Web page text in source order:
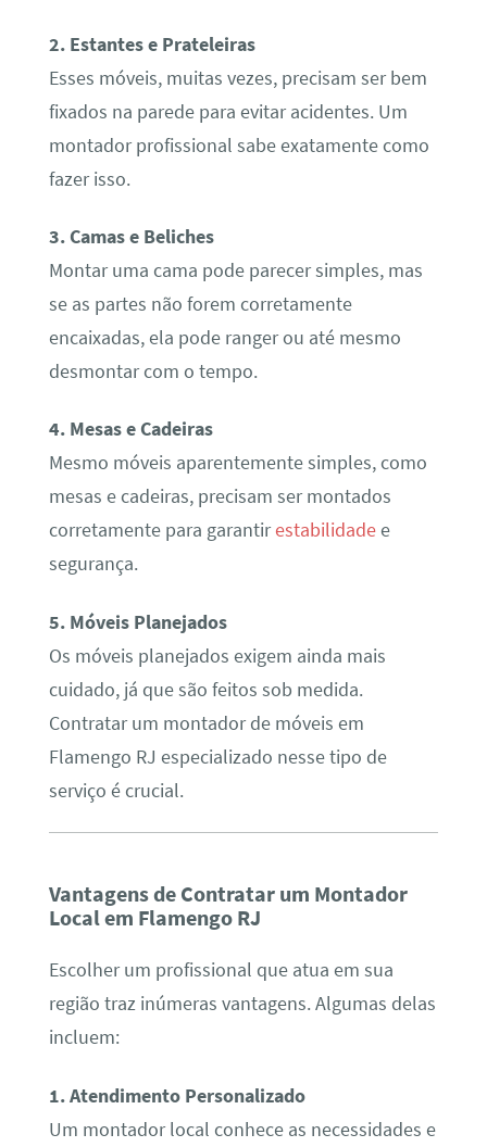
2. Estantes e Prateleiras
Esses móveis, muitas vezes, precisam ser bem
fixados na parede para evitar acidentes. Um
montador profissional sabe exatamente como
fazer isso.
3. Camas e Beliches
Montar uma cama pode parecer simples, mas
se as partes não forem corretamente
encaixadas, ela pode ranger ou até mesmo
desmontar com o tempo.
4. Mesas e Cadeiras
Mesmo móveis aparentemente simples, como
mesas e cadeiras, precisam ser montados
corretamente para garantirestabilidadee
segurança.
5. Móveis Planejados
Os móveis planejados exigem ainda mais
cuidado, já que são feitos sob medida.
Contratar um montador de móveis em
Flamengo RJ especializado nesse tipo de
serviço é crucial.
Vantagens de Contratar um Montador
Local em Flamengo RJ
Escolher um profissional que atua em sua
região traz inúmeras vantagens. Algumas delas
incluem:
1. Atendimento Personalizado
Um montador local conhece as necessidades e